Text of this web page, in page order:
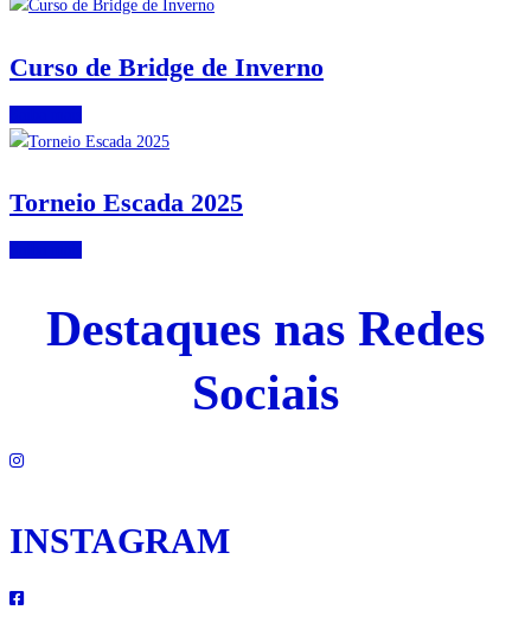
Curso de Bridge de Inverno
Torneio Escada 2025
Destaques nas Redes
Sociais
INSTAGRAM